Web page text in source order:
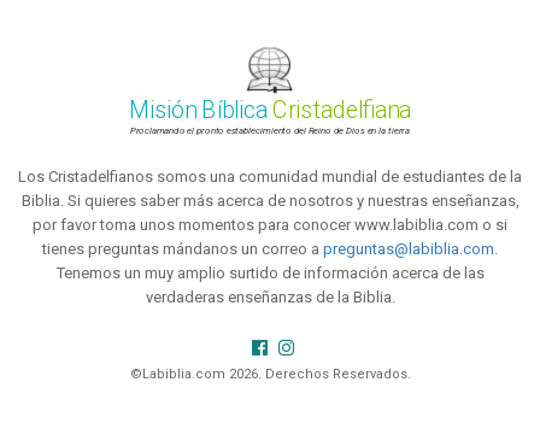
Misión BíblicaCristadelfiana
Proclamando el pronto establecimiento del Reino de Dios en la tierra
Los Cristadelfianos somos una comunidad mundial de estudiantes de la
Biblia. Si quieres saber más acerca de nosotros y nuestras enseñanzas,
por favor toma unos momentos para conocer www.labiblia.com o si
tienes preguntas mándanos un correo a preguntas@labiblia.com
Tenemos un muy amplio surtido de información acerca de las
verdaderas enseñanzas de la Biblia.
©Labiblia.com 2026. Derechos Reservados.